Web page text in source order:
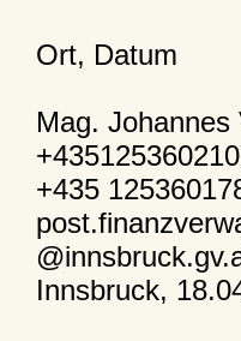
Ort, Datum
Mag. Johannes
+435
Innsbruck,